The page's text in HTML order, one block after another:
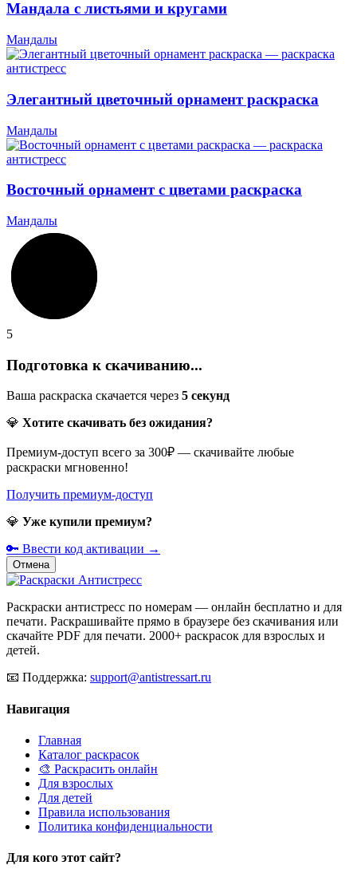
Мандала с листьями и кругами
Мандалы
Элегантный цветочный орнамент раскраска
Мандалы
Восточный орнамент с цветами раскраска
Мандалы
5
Подготовка к скачиванию...
Ваша раскраска скачается через 5 секунд
💎 Хотите скачивать без ожидания?
Премиум-доступ всего за 300₽ — скачивайте любые
раскраски мгновенно!
Получить премиум-доступ
💎 Уже купили премиум?
🔑 Ввести код активации →
Отмена
Раскраски антистресс по номерам — онлайн бесплатно и для
печати. Раскрашивайте прямо в браузере без скачивания или
скачайте PDF для печати. 2000+ раскрасок для взрослых и
детей.
📧 Поддержка: support@antistressart.ru
Навигация
Главная
Каталог раскрасок
🎨 Раскрасить онлайн
Для взрослых
Для детей
Правила использования
Политика конфиденциальности
Для кого этот сайт?